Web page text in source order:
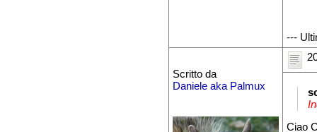
---
Scritto da
Daniele aka Palmux
Ciao